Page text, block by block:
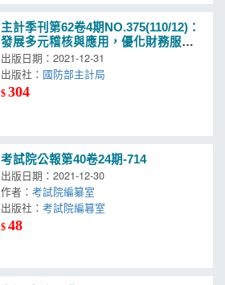
主計季刊第62卷4期NO.375(110/12)：
發展多元稽核與應用，優化財務服務
與加值
出版日期：2021-12-31
出版社：
$304
考試院公報第40卷24期-714
出版日期：2021-12-30
作者：考試院編纂室
出版社：
$48